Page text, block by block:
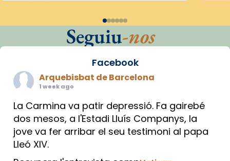
Seguiu-nos
Facebook
Arquebisbat de Barcelona
1 week ago
La Carmina va patir depressió. Fa gairebé
dos mesos, a l'Estadi Lluís Companys, la
jove va fer arribar el seu testimoni al papa
Lleó XIV.